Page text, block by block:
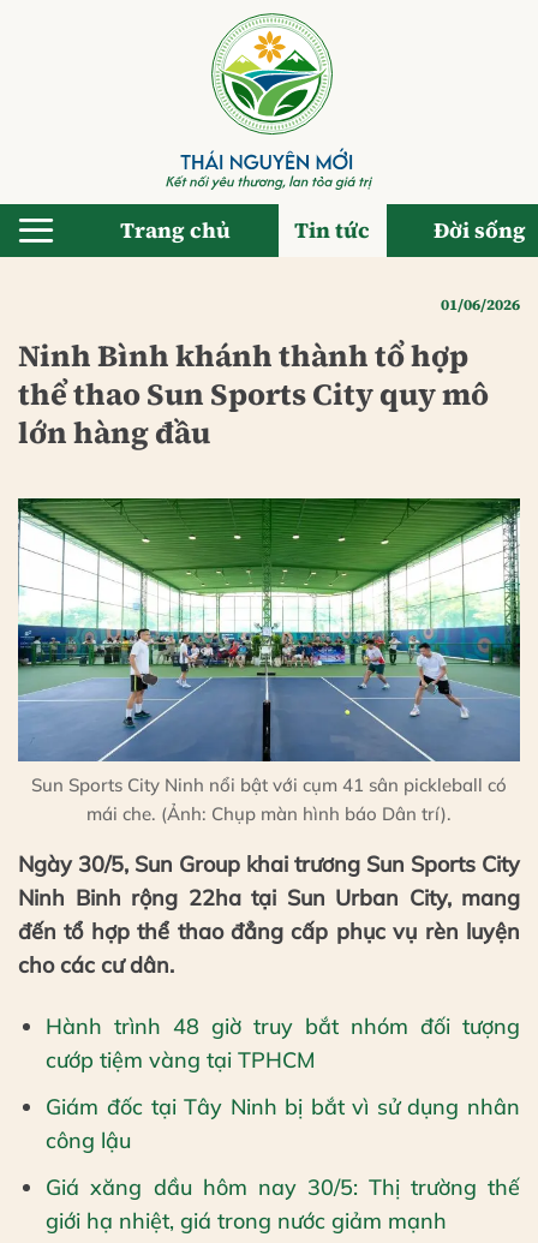
Trang chủ Tin tức Đời sống
01/06/2026
Ninh Bình khánh thành tổ hợp
thể thao Sun Sports City quy mô
lớn hàng đầu
Sun Sports City Ninh nổi bật với cụm 41 sân pickleball có
mái che. (Ảnh: Chụp màn hình báo Dân trí).
Ngày 30/5, Sun Group khai trương Sun Sports City
Ninh Binh rộng 22ha tại Sun Urban City, mang
đến tổ hợp thể thao đẳng cấp phục vụ rèn luyện
cho các cư dân.
Hành trình 48 giờ truy bắt nhóm đối tượng
cướp tiệm vàng tại TPHCM
Giám đốc tại Tây Ninh bị bắt vì sử dụng nhân
công lậu
Giá xăng dầu hôm nay 30/5: Thị trường thế
giới hạ nhiệt, giá trong nước giảm mạnh